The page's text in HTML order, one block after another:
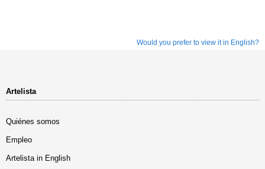
Would you prefer to view it in English?
Artelista
Quiénes somos
Empleo
Artelista in English